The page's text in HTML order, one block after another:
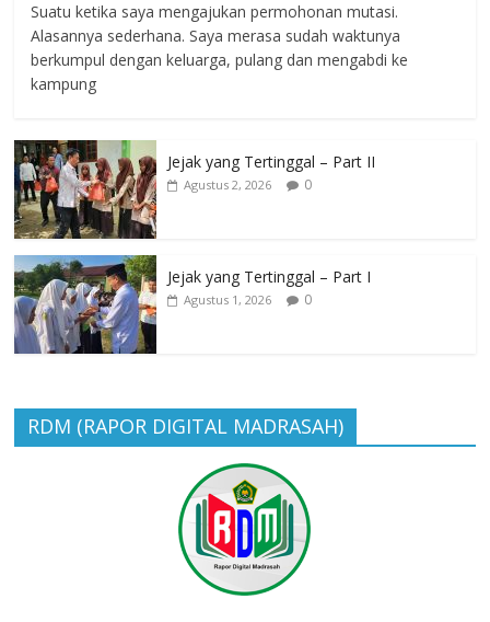
Suatu ketika saya mengajukan permohonan mutasi.
Alasannya sederhana. Saya merasa sudah waktunya
berkumpul dengan keluarga, pulang dan mengabdi ke
kampung
Jejak yang Tertinggal – Part II
Agustus 2, 2026 0
Jejak yang Tertinggal – Part I
Agustus 1, 2026 0
RDM (RAPOR DIGITAL MADRASAH)